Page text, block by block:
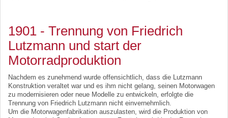
1901 - Trennung von Friedrich
Lutzmann und start der
Motorradproduktion
Nachdem es zunehmend wurde offensichtlich, dass die Lutzmann
Konstruktion veraltet war und es ihm nicht gelang, seinen Motorwagen
zu modernisieren oder neue Modelle zu entwickeln, erfolgte die
Trennung von Friedrich Lutzmann nicht einvernehmlich.
Um die Motorwagenfabrikation auszulasten, wird die Produktion von